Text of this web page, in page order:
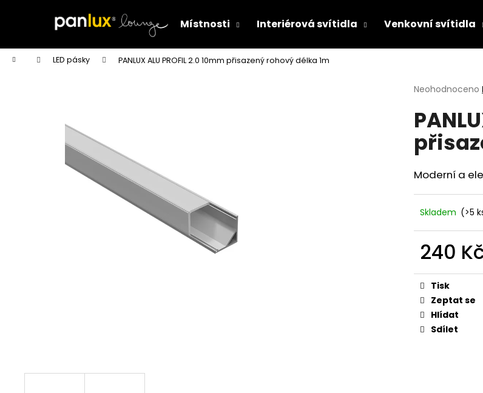
Místnosti Interiérová svítidla Venkovní svítidla
Domů LED pásky PANLUX ALU PROFIL 2.0 10mm přisazený rohový délka 1m
Průměrné
produktu
je
5
hvězdiček.
Neohodnoceno
Moderní a
Skladem (>5
240
cena:
Tisk
Zeptat se
Hlídat
Sdílet
í
Zpět
do
obchodu
Zpět
do
obchodu
Co potřebujete najít?
HLEDAT